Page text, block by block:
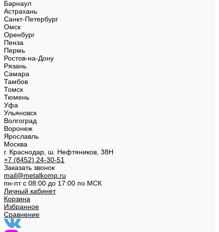
Барнаул
Астрахань
Санкт-Петербург
Омск
Оренбург
Пенза
Пермь
Ростов-на-Дону
Рязань
Самара
Тамбов
Томск
Тюмень
Уфа
Ульяновск
Волгоград
Воронеж
Ярославль
Москва
г. Краснодар, ш. Нефтяников, 38Н
+7 (8452) 24-30-51
Заказать звонок
mail@metalkomp.ru
пн-пт с 08:00 до 17:00 по МСК
Личный кабинет
Корзина
Избранное
Сравнение